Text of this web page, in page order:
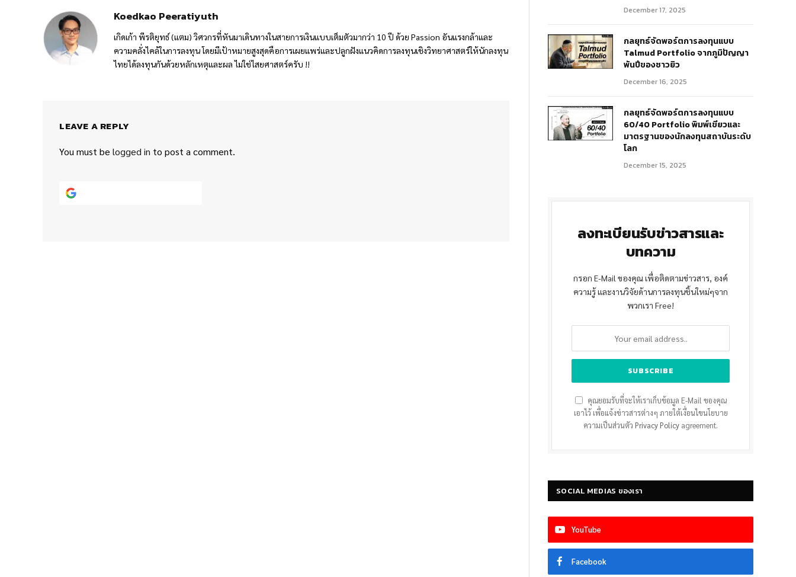
Koedkao Peeratiyuth
เกิดเก้า พีรติยุทธ์ (แตม) วิศวกรที่หันมาเดินทางในสายการเงินแบบเต็มตัวมากว่า 10 ปี ด้วย Passion อันแรงกล้าและ
ความคลั่งไคล้ในการลงทุน โดยมีเป้าหมายสูงสุดคือการเผยแพร่และปลูกฝังแนวคิดการลงทุนเชิงวิทยาศาสตร์ให้นักลงทุน
ไทยได้ลงทุนกันด้วยหลักเหตุและผล ไม่ใช่ไสยศาสตร์ครับ !!
LEAVE A REPLY
You must be logged in to post a comment.
December 17, 2025
กลยุทธ์จัดพอร์ตการลงทุนแบบ
Talmud Portfolio จากภูมิปัญญา
พันปีของชาวยิว
December 16, 2025
กลยุทธ์จัดพอร์ตการลงทุนแบบ
60/40 Portfolio พิมพ์เขียวและ
มาตรฐานของนักลงทุนสถาบันระดับ
โลก
December 15, 2025
ลงทะเบียนรับข่าวสารและ
บทความ
กรอก E-Mail ของคุณ เพื่อติดตามข่าวสาร, องค์
ความรู้ และงานวิจัยด้านการลงทุนชิ้นใหม่ๆจาก
พวกเรา Free!
คุณยอมรับที่จะให้เราเก็บข้อมูล E-Mail ของคุณ
เอาไว้ เพื่อแจ้งข่าวสารต่างๆ ภายใต้เงื่อนไขนโยบาย
ความเป็นส่วนตัว Privacy Policy agreement.
SOCIAL MEDIAS ของเรา
YouTube
Facebook